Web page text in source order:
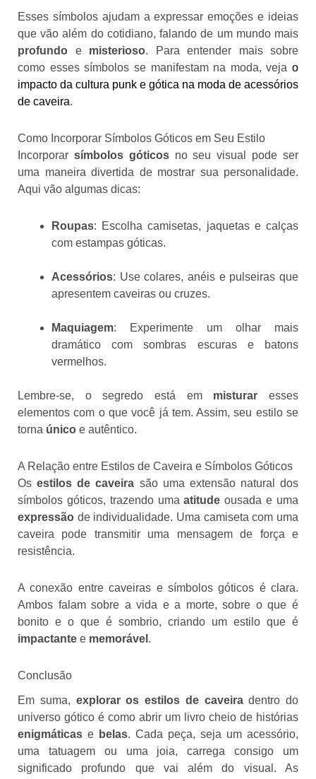
Esses símbolos ajudam a expressar emoções e ideias
que vão além do cotidiano, falando de um mundo mais
profundo e misterioso. Para entender mais sobre
como esses símbolos se manifestam na moda, veja o
impacto da cultura punk e gótica na moda de acessórios
de caveira.
Como Incorporar Símbolos Góticos em Seu Estilo
Incorporar símbolos góticosno seu visual pode ser
uma maneira divertida de mostrar sua personalidade.
Aqui vão algumas dicas:
Roupas: Escolha camisetas, jaquetas e calças
com estampas góticas.
Acessórios: Use colares, anéis e pulseiras que
apresentem caveiras ou cruzes.
Maquiagem: Experimente um olhar mais
dramático com sombras escuras e batons
vermelhos.
Lembre-se, o segredo está em misturar esses
elementos com o que você já tem. Assim, seu estilo se
torna único e autêntico.
A Relação entre Estilos de Caveira e Símbolos Góticos
Osestilos de caveira são uma extensão natural dos
símbolos góticos, trazendo umaatitude ousada e uma
expressão de individualidade. Uma camiseta com uma
caveira pode transmitir uma mensagem de força e
resistência.
A conexão entre caveiras e símbolos góticos é clara.
Ambos falam sobre a vida e a morte, sobre o que é
bonito e o que é sombrio, criando um estilo que é
impactante e memorável .
Conclusão
Em suma, explorar os estilos de caveiradentro do
universo gótico é como abrir um livro cheio de histórias
enigmáticas e belas. Cada peça, seja um acessório,
uma tatuagem ou uma joia, carrega consigo um
significado profundo que vai além do visual. As